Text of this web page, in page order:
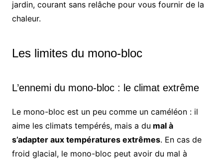
jardin, courant sans relâche pour vous fournir de la
chaleur.
Les limites du mono-bloc
L’ennemi du mono-bloc : le climat extrême
Le mono-bloc est un peu comme un caméléon : il
aime les climats tempérés, mais a du mal à
s’adapter aux températures extrêmes. En cas de
froid glacial, le mono-bloc peut avoir du mal à